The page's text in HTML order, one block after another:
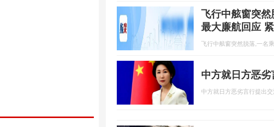
飞行中舷窗突
最大廉航回应
飞行中舷窗突然脱落,一名
中方就日方恶
中方就日方恶劣言行提出交